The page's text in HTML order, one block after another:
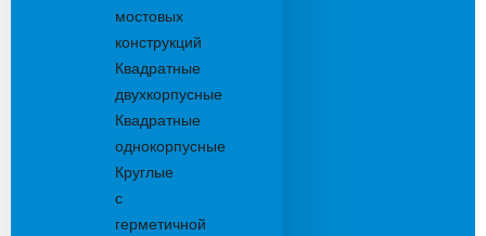
мостовых
конструкций
Квадратные
двухкорпусные
Квадратные
однокорпусные
Круглые
с
герметичной